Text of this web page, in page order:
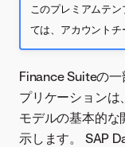
このプレミアムテ
ては、アカウントチ
Finance Suiteの
プリケーションは
モデルの基本的な
示します。 SAP